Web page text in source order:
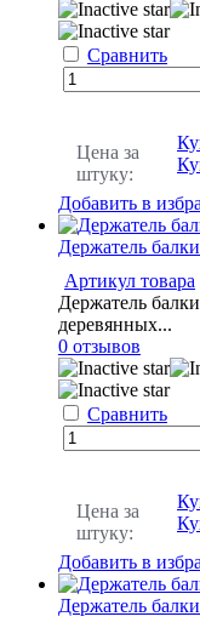
Сравнить
Цена за
штуку:
Добавить в
Держатель
Артикул товара
Держатель
деревянных...
0 отзывов
Сравнить
Цена за
штуку:
Добавить в
Держатель